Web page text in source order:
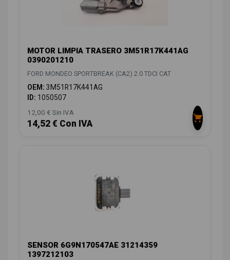
MOTOR LIMPIA TRASERO 3M51R17K441AG
0390201210
FORD MONDEO SPORTBREAK (CA2) 2.0 TDCI CAT
OEM: 3M51R17K441AG
ID: 1050507
12,00 € Sin IVA
14,52 € Con IVA
SENSOR 6G9N170547AE 31214359
1397212103